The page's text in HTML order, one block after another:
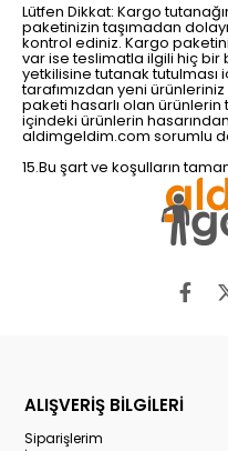
Lütfen Dikkat: Kargo
paketinizin taşımadan
kontrol ediniz. Kargo
var ise teslimatla ilgili hiç
yetkilisine tutanak tutulması
tarafımızdan yeni
paketi hasarlı olan ürünlerin
içindeki ürünlerin
aldimgeldim.com sorumlu
15.Bu şart ve koşulların
ALIŞVERİŞ BİLGİLERİ
Siparişlerim